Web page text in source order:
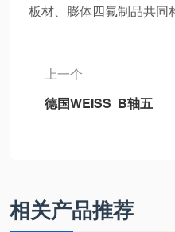
板材、膨体四氟制品共同
上一个
德国WEISS B轴五
重型B轴、3DB6通
用型B轴
相关产品推荐